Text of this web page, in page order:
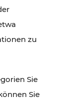
zu
Sie
Sie